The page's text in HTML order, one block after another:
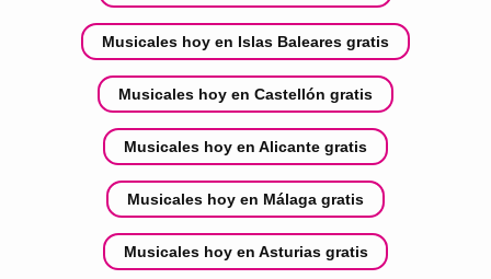
Musicales hoy en Islas Baleares gratis
Musicales hoy en Castellón gratis
Musicales hoy en Alicante gratis
Musicales hoy en Málaga gratis
Musicales hoy en Asturias gratis